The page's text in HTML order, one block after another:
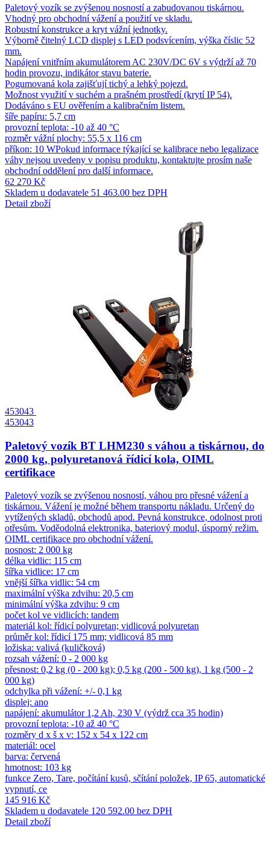
Paletový vozík se zvýšenou nosností a zabudovanou tiskárnou.
Vhodný pro obchodní vážení a použití ve skladu.
Robustní konstrukce a kryt vážní jednotky.
Výborně čitelný LCD displej s LED podsvícením, výška číslic 52
mm.
Napájení vnitřním akumulátorem AC 230V/DC 6V s výdrží až 70
hodin provozu, indikátor stavu baterie.
Pogumovaná kola zajišťují tichý a lehký pojezd.
Možnost využití v suchém a prašném prostředí (krytí IP 54).
Dodáváno s EU ověřením a kalibračním listem.
šíře papíru: 5,7 cm
provozní teplota: -10 až 40 °C
rozměr vážní plochy: 55,5 x 116 cm
příkon: 10 WPokud informace týkající se kalibrace nebo legalizace
váhy nejsou uvedeny v popisu produktu, kontaktujte prosím naše
obchodní oddělení pro další informace.
62 270 Kč
Skladem u dodavatele 51 463.00 bez DPH
Detail zboží
453043
453043
Paletový vozík BT LHM230 s váhou a tiskárnou, do
2000 kg, polyuretanová řídicí kola, OIML
certifikace
Paletový vozík se zvýšenou nosností, váhou pro přesné vážení a
tiskárnou. Vážení je možné během transportu nákladu. Určený do
vytížených skladů, obchodů apod. Pevná konstrukce, odolnost proti
otřesům. Voděodolná elektronika, bateriový modul, úsporný režim.
OIML certifikace pro obchodní vážení.
nosnost: 2 000 kg
délka vidlic: 115 cm
šířka vidlice: 17 cm
vnější šířka vidlic: 54 cm
maximální výška zdvihu: 20,5 cm
minimální výška zdvihu: 9 cm
počet kol ve vidlicích: tandem
materiál kol: řídicí polyuretan; vidlicová polyuretan
průměr kol: řídicí 175 mm; vidlicová 85 mm
ložiska: valivá (kuličková)
rozsah vážení: 0 - 2 000 kg
přesnost: 0,2 kg (0 - 200 kg); 0,5 kg (200 - 500 kg), 1 kg (500 - 2
000 kg)
odchylka při vážení: +/- 0,1 kg
displej: ano
napájení: akumulátor 1,2 Ah, 230 V (výdrž cca 35 hodin)
provozní teplota: -10 až 40 °C
rozměry d x š x v: 152 x 54 x 122 cm
materiál: ocel
barva: červená
hmotnost: 103 kg
funkce Zero, Tare, počítání kusů, sčítání položek, IP 65, automatické
vypnutí, ce
145 916 Kč
Skladem u dodavatele 120 592.00 bez DPH
Detail zboží